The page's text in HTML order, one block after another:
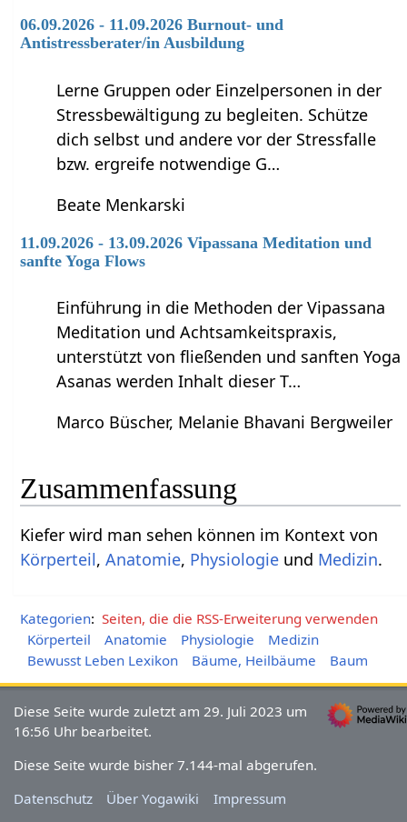
06.09.2026 - 11.09.2026 Burnout- und
Antistressberater/in Ausbildung
Lerne Gruppen oder Einzelpersonen in der
Stressbewältigung zu begleiten. Schütze
dich selbst und andere vor der Stressfalle
bzw. ergreife notwendige G…
Beate Menkarski
11.09.2026 - 13.09.2026 Vipassana Meditation und
sanfte Yoga Flows
Einführung in die Methoden der Vipassana
Meditation und Achtsamkeitspraxis,
unterstützt von fließenden und sanften Yoga
Asanas werden Inhalt dieser T…
Marco Büscher, Melanie Bhavani Bergweiler
Zusammenfassung
Kiefer‏‎ wird man sehen können im Kontext von
Körperteil,Anatomie, Physiologie und Medizin.
Kategorien: Seiten, die die RSS-Erweiterung verwenden
Körperteil
Anatomie Physiologie
Medizin
Bewusst Leben Lexikon
Bäume, Heilbäume Baum
Diese Seite wurde zuletzt am 29. Juli 2023 um
16:56 Uhr bearbeitet.
Diese Seite wurde bisher 7.144-mal abgerufen.
Datenschutz
Über Yogawiki Impressum